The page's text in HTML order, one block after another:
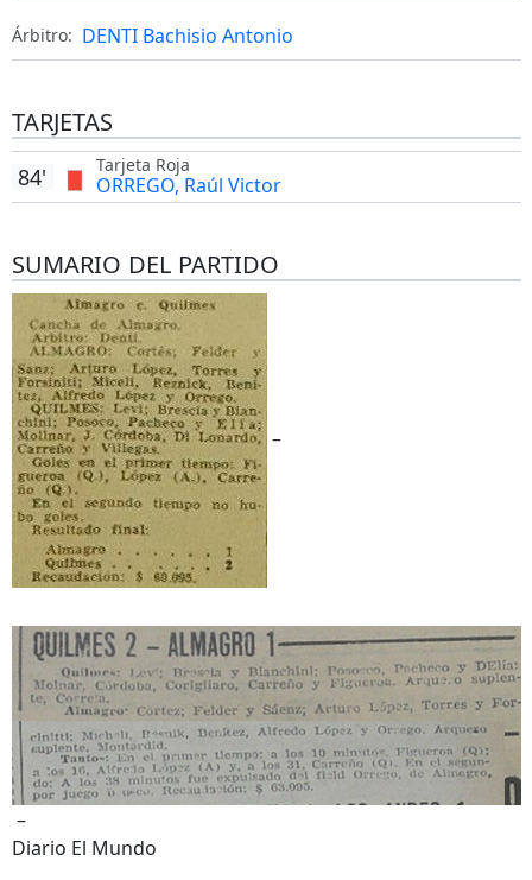
Árbitro: DENTI Bachisio Antonio
TARJETAS
Tarjeta Roja
ORREGO, Raúl Victor
84'
SUMARIO DEL PARTIDO
–
–
Diario El Mundo